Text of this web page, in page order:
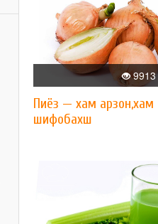
9913
Пиёз — xам арзон,xам
шифобахш